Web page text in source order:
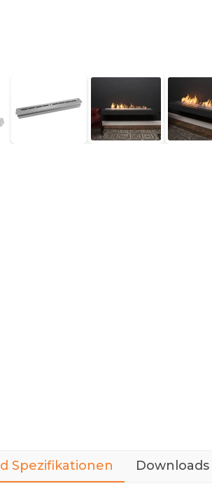
Spezifikationen Downloads